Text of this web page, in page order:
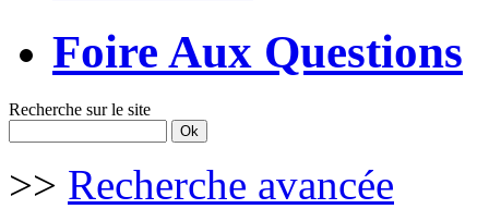
Foire Aux Questions
Recherche sur le site
>> Recherche avancée